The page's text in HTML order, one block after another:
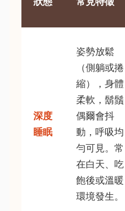
深度
睡眠
姿勢放鬆
（側躺或捲
縮），身體
柔軟，鬍鬚
偶爾會抖
動，呼吸均
勻可見。常
在白天、吃
飽後或溫暖
環境發生。